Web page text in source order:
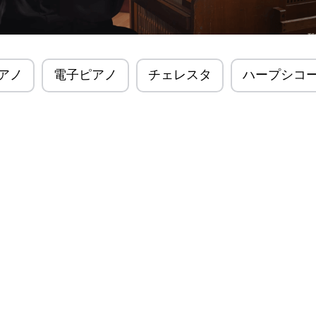
ノ 電子ピアノ チェレスタ ハープシコ